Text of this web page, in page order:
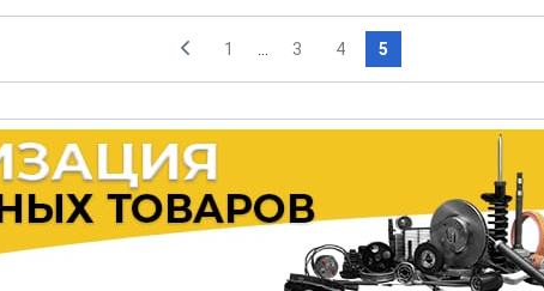
1 3 4 5